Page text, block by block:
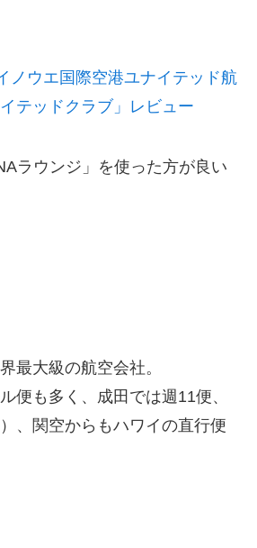
ノウエ国際空港ユナイテッド航
テッドクラブ」レビュー
ラウンジ」を使った方が良い
最大級の航空会社。
便も多く、成田では週11便、
、関空からもハワイの直行便